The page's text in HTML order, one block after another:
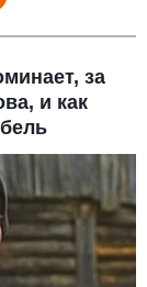
за
и как